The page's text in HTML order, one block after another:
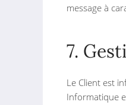
message à
7.
Le Client est
Informatique